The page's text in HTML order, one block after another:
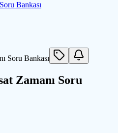
Bankası
Zamanı Soru